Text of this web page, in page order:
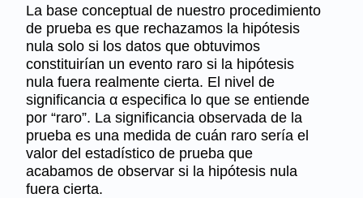
La base conceptual de nuestro procedimiento
de prueba es que rechazamos la hipótesis
nula solo si los datos que obtuvimos
constituirían un evento raro si la hipótesis
nula fuera realmente cierta. El nivel de
significancia α especifica lo que se entiende
por “raro”. La significancia observada de la
prueba es una medida de cuán raro sería el
valor del estadístico de prueba que
acabamos de observar si la hipótesis nula
fuera cierta.